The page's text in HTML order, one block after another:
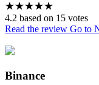
★★★★★
4.2 based on 15 votes
Read the review Go to
Binance